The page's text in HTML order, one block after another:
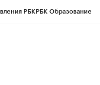
РБКРБК Образование